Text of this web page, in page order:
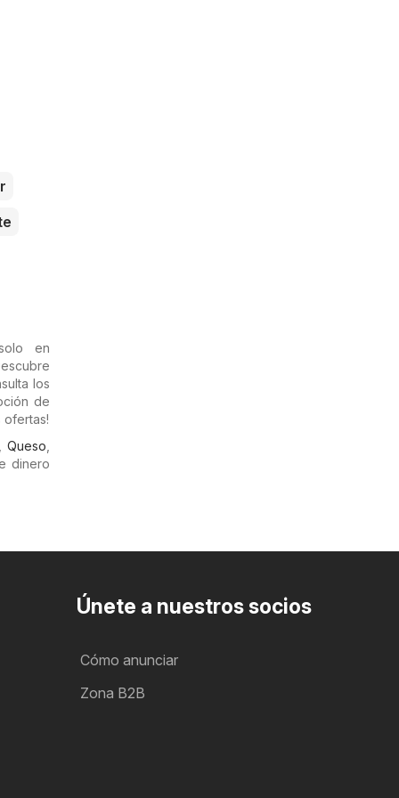
en
los
de
ofertas!
,Queso,
dinero
Únete a nuestros socios
Cómo anunciar
Zona B2B